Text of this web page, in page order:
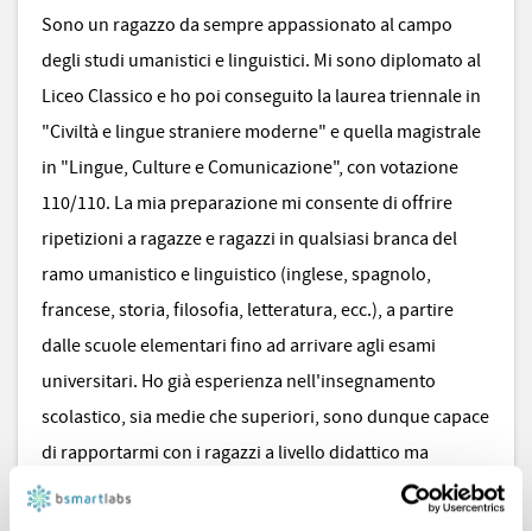
Sono un ragazzo da sempre appassionato al campo
degli studi umanistici e linguistici. Mi sono diplomato al
Liceo Classico e ho poi conseguito la laurea triennale in
"Civiltà e lingue straniere moderne" e quella magistrale
in "Lingue, Culture e Comunicazione", con votazione
110/110. La mia preparazione mi consente di offrire
ripetizioni a ragazze e ragazzi in qualsiasi branca del
ramo umanistico e linguistico (inglese, spagnolo,
francese, storia, filosofia, letteratura, ecc.), a partire
dalle scuole elementari fino ad arrivare agli esami
universitari. Ho già esperienza nell'insegnamento
scolastico, sia medie che superiori, sono dunque capace
di rapportarmi con i ragazzi a livello didattico ma
soprattutto empatico. Sono anche un musicista: suono